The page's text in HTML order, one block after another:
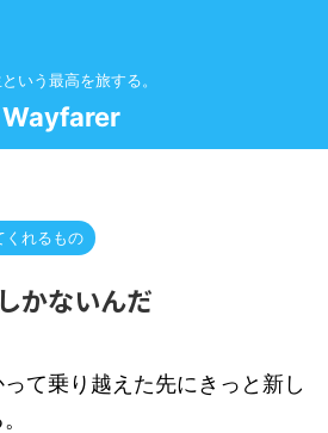
いう最高を旅する。
Wayfarer
くれるもの
かないんだ
て乗り越えた先にきっと新し